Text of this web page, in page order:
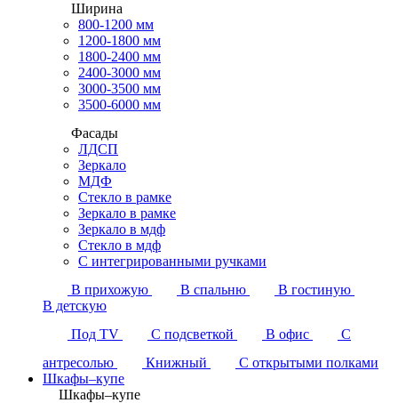
Ширина
800-1200 мм
1200-1800 мм
1800-2400 мм
2400-3000 мм
3000-3500 мм
3500-6000 мм
Фасады
ЛДСП
Зеркало
МДФ
Стекло в рамке
Зеркало в рамке
Зеркало в мдф
Стекло в мдф
С интегрированными ручками
В прихожую
В спальню
В гостиную
В детскую
Под TV
С подсветкой В офис
С
антресолью
Книжный
С открытыми полками
Шкафы–купе
Шкафы–купе